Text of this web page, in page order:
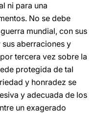
ni para una
No se debe
mundial, con sus
aberraciones y
tercera vez sobre la
protegida de tal
y honradez se
y adecuada de los
un exagerado